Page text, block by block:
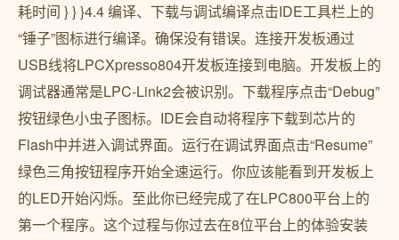
耗时间 } } }4.4 编译、下载与调试编译点击IDE工具栏上的
“锤子”图标进行编译。确保没有错误。连接开发板通过
USB线将LPCXpresso804开发板连接到电脑。开发板上的
调试器通常是LPC-Link2会被识别。下载程序点击“Debug”
按钮绿色小虫子图标。IDE会自动将程序下载到芯片的
Flash中并进入调试界面。运行在调试界面点击“Resume”
绿色三角按钮程序开始全速运行。你应该能看到开发板上
的LED开始闪烁。至此你已经完成了在LPC800平台上的
第一个程序。这个过程与你过去在8位平台上的体验安装